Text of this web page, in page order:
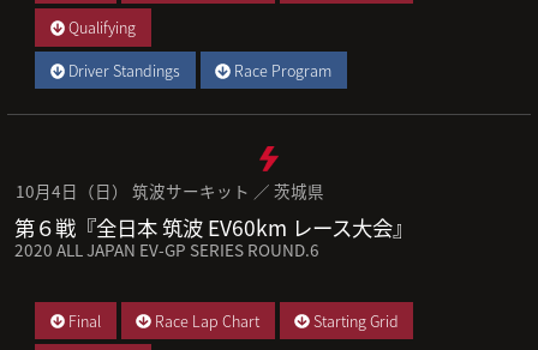
Qualifying
Driver Standings
Race Program
10月4日（日） 筑波サーキット ／ 茨城県
第６戦『全日本 筑波 EV60km レース大会』
2020 ALL JAPAN EV-GP SERIES ROUND.6
Final Race Lap Chart
Starting Grid